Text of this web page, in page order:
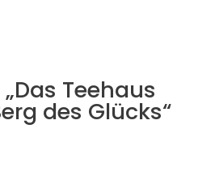
Teehaus
des Glücks“